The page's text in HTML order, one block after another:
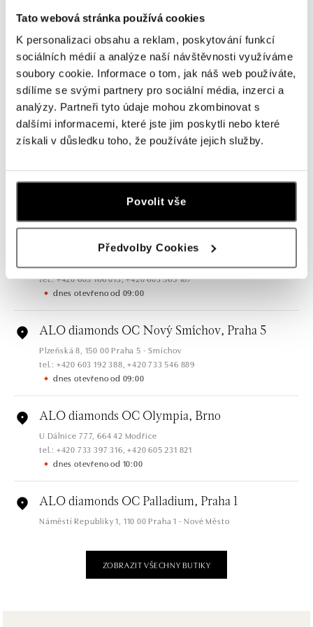
Tato webová stránka používá cookies
K personalizaci obsahu a reklam, poskytování funkcí
sociálních médií a analýze naší návštěvnosti využíváme
soubory cookie. Informace o tom, jak náš web používáte,
sdílíme se svými partnery pro sociální média, inzerci a
analýzy. Partneři tyto údaje mohou zkombinovat s
dalšími informacemi, které jste jim poskytli nebo které
získali v důsledku toho, že používáte jejich služby.
Povolit vše
Předvolby Cookies
Navštivte naše butiky
ALO diamonds OC Forum Nová Karolina,
Jantarová 3344/4, 702 00 Ostrava-Moravská Ostrava
tel.: +420 603 166 013, +420 603 565 187
dnes otevřeno od 09:00
ALO diamonds OC Nový Smíchov, Praha 5
Plzeňská 8, 150 00 Praha 5 - Smíchov
tel.: +420 603 192 388, +420 733 546 889
dnes otevřeno od 09:00
ALO diamonds OC Olympia, Brno
U Dálnice 777, 664 42 Modřice
tel.: +420 733 397 316, +420 605 231 821
dnes otevřeno od 10:00
ALO diamonds OC Palladium, Praha 1
Náměstí Republiky 1, 110 00 Praha 1 - Nové Město
dnes otevřeno od 09:00
ZOBRAZIT VŠECHNY BUTIKY